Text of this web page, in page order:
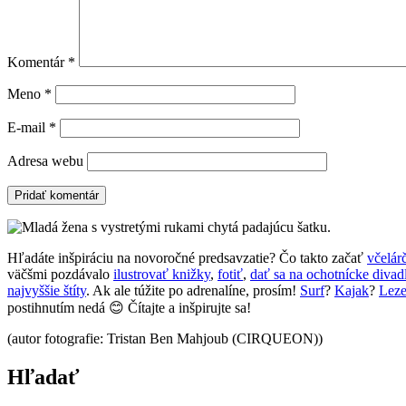
Komentár *
Meno *
E-mail *
Adresa webu
Hľadáte inšpiráciu na novoročné predsavzatie? Čo takto začať
väčšmi pozdávalo ilustrovať knižky, fotiť, dať sa na ochotnícke
najvyššie štíty. Ak ale túžite po adrenalíne, prosím! Surf? Kajak?
postihnutím nedá 😊 Čítajte a inšpirujte sa!
(autor fotografie: Tristan Ben Mahjoub (CIRQUEON))
Hľadať